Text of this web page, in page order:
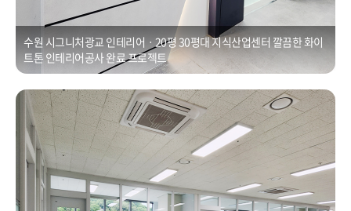
수원 시그니처광교 인테리어ㆍ20평 30평대 지식산업센터 깔끔한 화이
트톤 인테리어공사 완료 프로젝트
유리칸막이공사ㆍ수원 광교 시그니처1차 발코니확장 [130평]
Posted on 2021년 1월 1일byCUBEDESIGN